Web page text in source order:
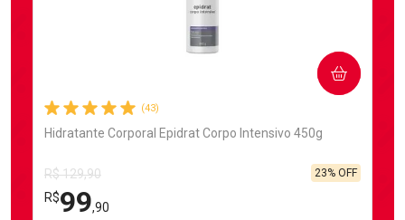
(43)
Hidratante Corporal Epidrat Corpo Intensivo 450g
R$ 129,90
R$99,90
23% OFF
COMPRAR